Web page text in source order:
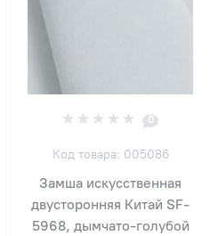
0
Код товара: 005086
Замша искусственная
двусторонняя Китай SF-
5968, дымчато-голубой